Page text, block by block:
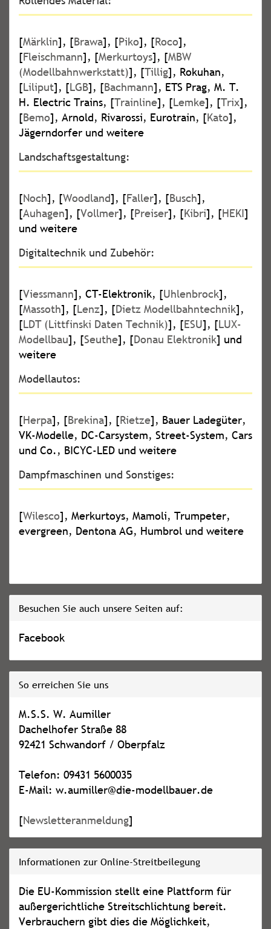
[Märklin], [Brawa], [Piko], [Roco],
[Fleischmann], [Merkurtoys], [MBW
(Modellbahnwerkstatt)], [Tillig], Rokuhan,
[Liliput], [LGB], [Bachmann], ETS Prag, M. T.
H. Electric Trains, [Trainline], [Lemke], [Trix],
[Bemo], Arnold, Rivarossi, Eurotrain, [Kato],
Jägerndorfer und weitere
Landschaftsgestaltung:
[Noch], [Woodland], [Faller], [Busch],
[Auhagen], [Vollmer], [Preiser], [Kibri], [HEKI]
und weitere
Digitaltechnik und Zubehör:
[Viessmann], CT-Elektronik, [Uhlenbrock],
[Massoth], [Lenz], [Dietz Modellbahntechnik],
[LDT (Littfinski Daten Technik)], [ESU], [LUX-
Modellbau], [Seuthe], [Donau Elektronik] und
weitere
Modellautos:
[Herpa], [Brekina], [Rietze], Bauer Ladegüter,
VK-Modelle, DC-Carsystem, Street-System, Cars
und Co., BICYC-LED und weitere
Dampfmaschinen und Sonstiges:
[Wilesco], Merkurtoys, Mamoli, Trumpeter,
evergreen, Dentona AG, Humbrol und weitere
Besuchen Sie auch unsere Seiten auf:
Facebook
So erreichen Sie uns
M.S.S. W. Aumiller
Dachelhofer Straße 88
92421 Schwandorf / Oberpfalz
Telefon: 09431 5600035
E-Mail: w.aumiller@die-modellbauer.de
[Newsletteranmeldung]
Informationen zur Online-Streitbeilegung
Die EU-Kommission stellt eine Plattform für
außergerichtliche Streitschlichtung bereit.
Verbrauchern gibt dies die Möglichkeit,